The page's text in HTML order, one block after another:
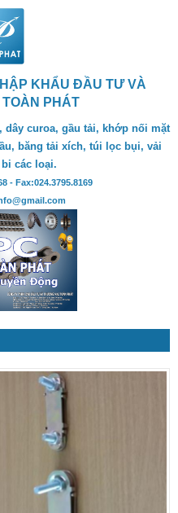
KHẨU ĐẦU TƯ VÀ
PHÁT
dây curoa, gầu tải, khớp nối mặt
băng tải xích, túi lọc bụi, vải
các loại.
- Fax:024.3795.8169